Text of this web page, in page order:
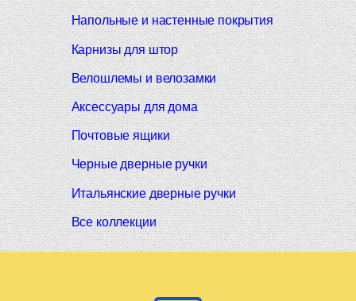
Напольные и настенные покрытия
Карнизы для штор
Велошлемы и велозамки
Аксессуары для дома
Почтовые ящики
Черные дверные ручки
Итальянские дверные ручки
Все коллекции